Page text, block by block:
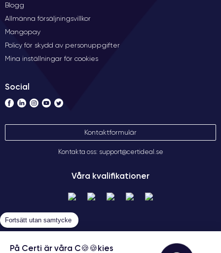
Blogg
Allmänna försäljningsvillkor
Mangopay
Policy för skydd av personuppgifter
Mina inställningar för cookies
Social
Kontaktformulär
Kontakta oss: support@certideal.se
Våra kvalifikationer
Fortsätt utan samtycke
På Certi är våra C🍪🍪kies